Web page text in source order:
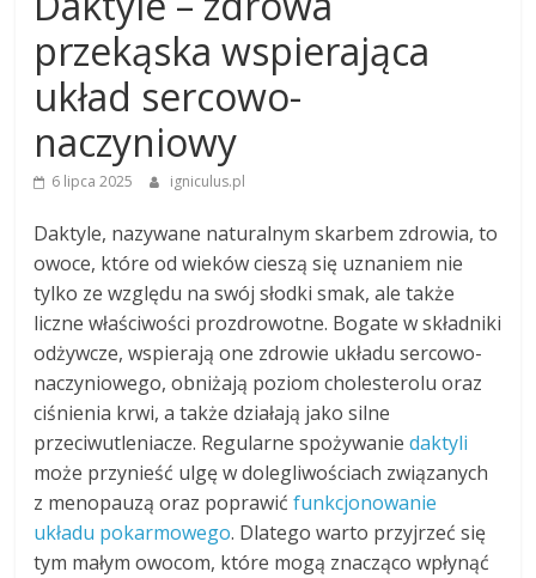
przekąska wspierająca
układ sercowo-
naczyniowy
6 lipca 2025 igniculus.pl
Daktyle, nazywane naturalnym skarbem zdrowia, to
owoce, które od wieków cieszą się uznaniem nie
tylko ze względu na swój słodki smak, ale także
liczne właściwości prozdrowotne. Bogate w składniki
odżywcze, wspierają one zdrowie układu sercowo-
naczyniowego, obniżają poziom cholesterolu oraz
ciśnienia krwi, a także działają jako silne
przeciwutleniacze. Regularne spożywaniedaktyli
może przynieść ulgę w dolegliwościach związanych
z menopauzą oraz poprawićfunkcjonowanie
układu pokarmowego. Dlatego warto przyjrzeć się
tym małym owocom, które mogą znacząco wpłynąć